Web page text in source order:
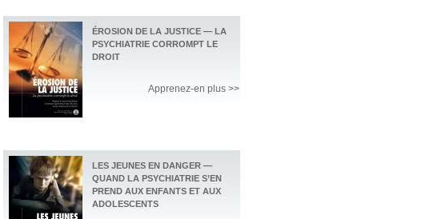
ÉROSION DE LA JUSTICE — LA
PSYCHIATRIE CORROMPT LE
DROIT
Apprenez-en plus >>
LES JEUNES EN DANGER —
QUAND LA PSYCHIATRIE S’EN
PREND AUX ENFANTS ET AUX
ADOLESCENTS